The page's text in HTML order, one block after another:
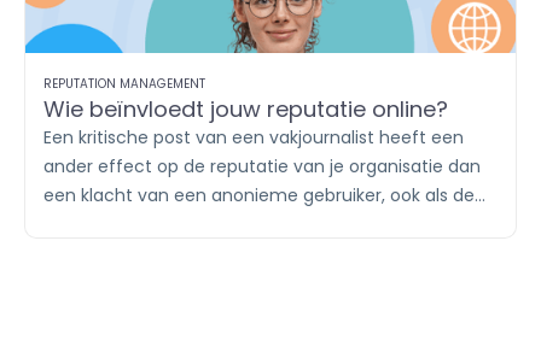
REPUTATION MANAGEMENT
Wie beïnvloedt jouw reputatie online?
Een kritische post van een vakjournalist heeft een
ander effect op de reputatie van je organisatie dan
een klacht van een anonieme gebruiker, ook als de